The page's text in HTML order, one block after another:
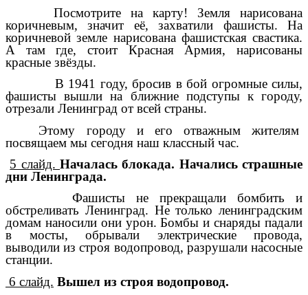
Посмотрите на карту! Земля нарисована
коричневым, значит её, захватили фашисты. На
коричневой земле нарисована фашистская свастика.
А там где, стоит Красная Армия, нарисованы
красные звёзды.
В 1941 году, бросив в бой огромные силы,
фашисты вышли на ближние подступы к городу,
отрезали Ленинград от всей страны.
Этому городу и его отважным жителям
посвящаем мы сегодня наш классный час.
5 слайд.Началась блокада. Начались страшные
дни Ленинграда.
Фашисты не прекращали бомбить и
обстреливать Ленинград. Не только ленинградским
домам наносили они урон. Бомбы и снаряды падали
в мосты, обрывали электрические провода,
выводили из строя водопровод, разрушали насосные
станции.
6 слайд. Вышел из строя водопровод.